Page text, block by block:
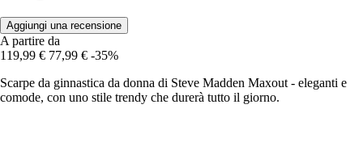
Aggiungi una recensione
A partire da
119,99 € 77,99 € -35%
Scarpe da ginnastica da donna di Steve Madden Maxout - eleganti e
comode, con uno stile trendy che durerà tutto il giorno.